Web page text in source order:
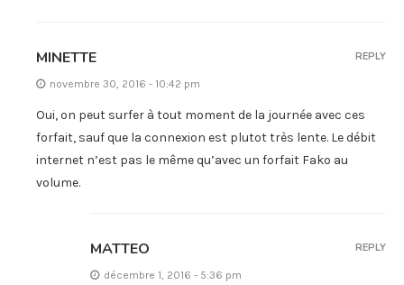
MINETTE
novembre 30, 2016 - 10:42 pm
Oui, on peut surfer à tout moment de la journée avec ces
forfait, sauf que la connexion est plutot très lente. Le débit
internet n’est pas le même qu’avec un forfait Fako au
volume.
REPLY
MATTEO
décembre 1, 2016 - 5:36 pm
REPLY